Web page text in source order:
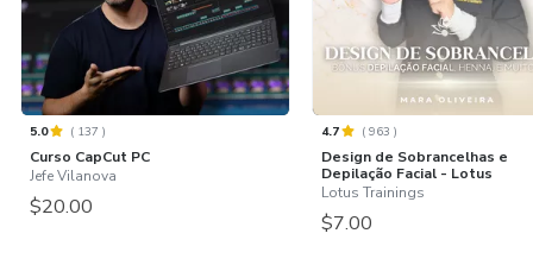
5.0 ( 137 )
Curso CapCut PC
Jefe Vilanova
$20.00
4.7 (963 )
Design de Sobrancelhas e
Depilação Facial - Lotus
Lotus Trainings
$7.00